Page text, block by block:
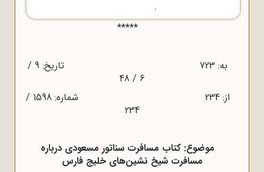
*****
به: 723 تاریخ: 9 /
6 / 48
از: 234 شماره: 1598 /
234
موضوع: کتاب مسافرت سناتور مسعودی درباره
مسافرت شیخ نشین‌های خلیج فارس